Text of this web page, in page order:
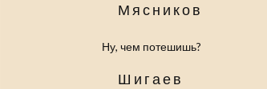
Мясников
Ну, чем потешишь?
Шигаев